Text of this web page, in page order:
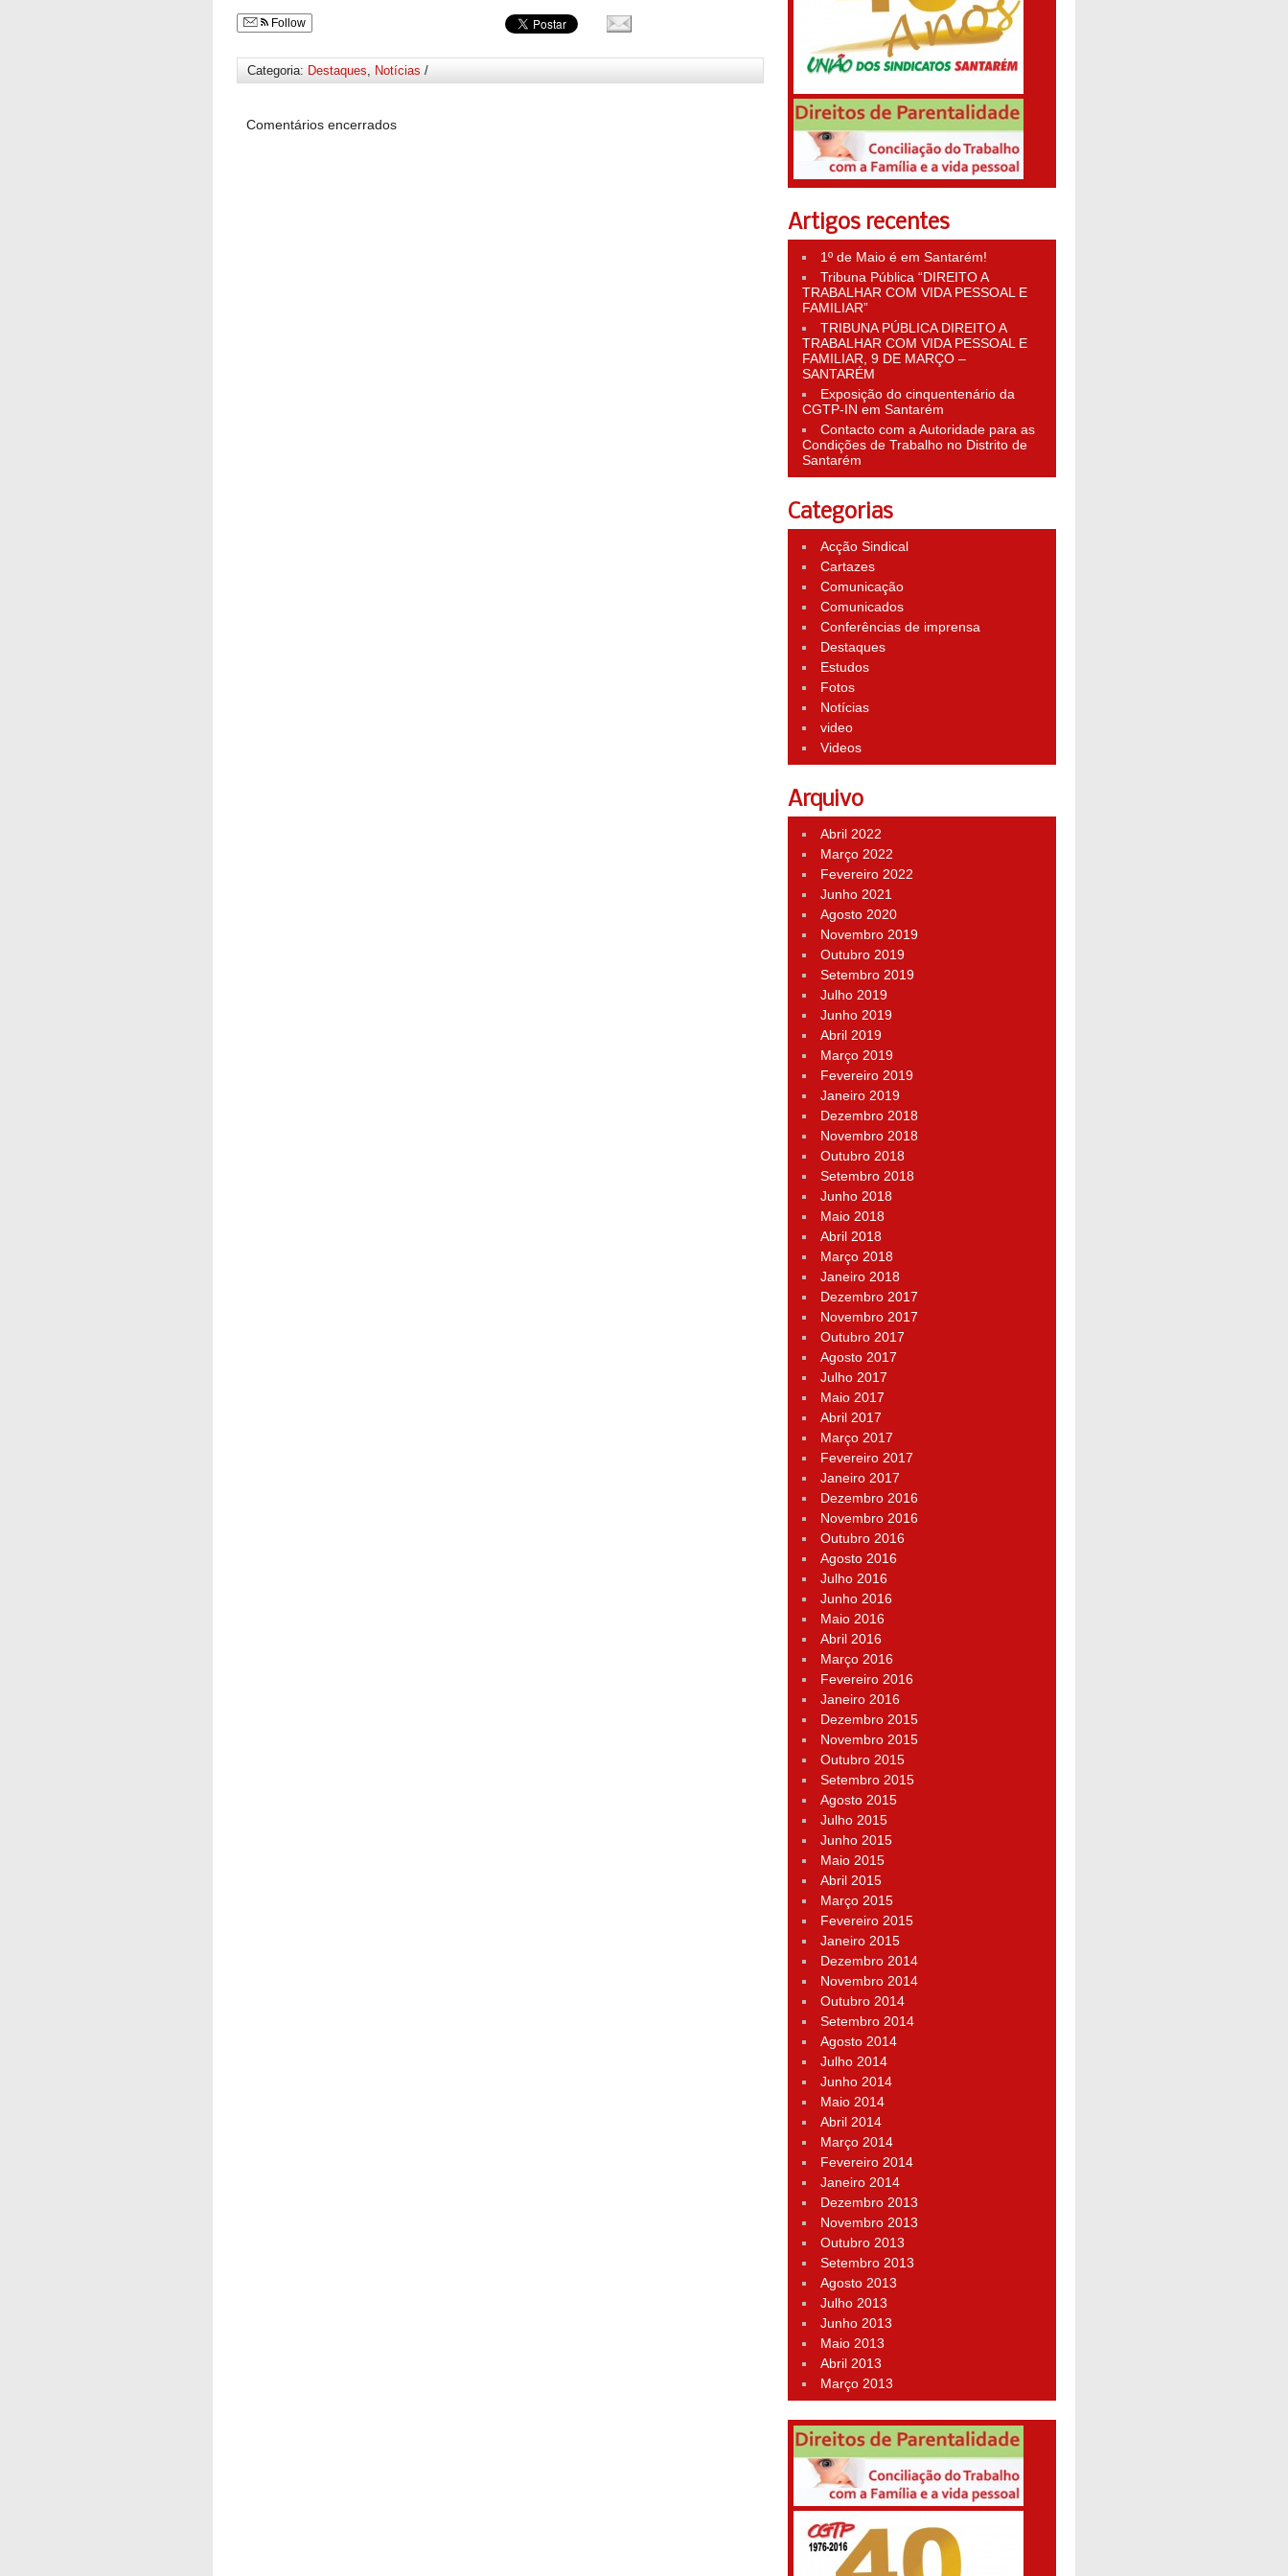
Follow
Categoria: Destaques, Notícias /
Comentários encerrados
Artigos recentes
1º de Maio é em Santarém!
Tribuna Pública “DIREITO A
TRABALHAR COM VIDA PESSOAL E
FAMILIAR”
TRIBUNA PÚBLICA DIREITO A
TRABALHAR COM VIDA PESSOAL E
FAMILIAR, 9 DE MARÇO –
SANTARÉM
Exposição do cinquentenário da
CGTP-IN em Santarém
Contacto com a Autoridade para as
Condições de Trabalho no Distrito de
Santarém
Categorias
Acção Sindical
Cartazes
Comunicação
Comunicados
Conferências de imprensa
Destaques
Estudos
Fotos
Notícias
video
Videos
Arquivo
Abril 2022
Março 2022
Fevereiro 2022
Junho 2021
Agosto 2020
Novembro 2019
Outubro 2019
Setembro 2019
Julho 2019
Junho 2019
Abril 2019
Março 2019
Fevereiro 2019
Janeiro 2019
Dezembro 2018
Novembro 2018
Outubro 2018
Setembro 2018
Junho 2018
Maio 2018
Abril 2018
Março 2018
Janeiro 2018
Dezembro 2017
Novembro 2017
Outubro 2017
Agosto 2017
Julho 2017
Maio 2017
Abril 2017
Março 2017
Fevereiro 2017
Janeiro 2017
Dezembro 2016
Novembro 2016
Outubro 2016
Agosto 2016
Julho 2016
Junho 2016
Maio 2016
Abril 2016
Março 2016
Fevereiro 2016
Janeiro 2016
Dezembro 2015
Novembro 2015
Outubro 2015
Setembro 2015
Agosto 2015
Julho 2015
Junho 2015
Maio 2015
Abril 2015
Março 2015
Fevereiro 2015
Janeiro 2015
Dezembro 2014
Novembro 2014
Outubro 2014
Setembro 2014
Agosto 2014
Julho 2014
Junho 2014
Maio 2014
Abril 2014
Março 2014
Fevereiro 2014
Janeiro 2014
Dezembro 2013
Novembro 2013
Outubro 2013
Setembro 2013
Agosto 2013
Julho 2013
Junho 2013
Maio 2013
Abril 2013
Março 2013